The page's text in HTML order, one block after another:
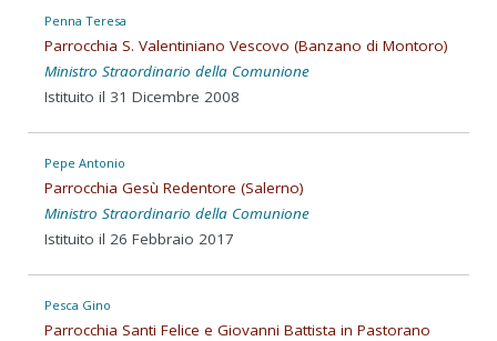
Penna Teresa
Parrocchia S. Valentiniano Vescovo (Banzano di Montoro)
Ministro Straordinario della Comunione
Istituito il 31 Dicembre 2008
Pepe Antonio
Parrocchia Gesù Redentore (Salerno)
Ministro Straordinario della Comunione
Istituito il 26 Febbraio 2017
Pesca Gino
Parrocchia Santi Felice e Giovanni Battista in Pastorano